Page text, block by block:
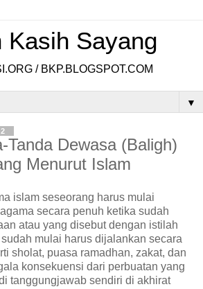
Kasih Sayang
/ BKP.BLOGSPOT.COM
▼
Tanda Dewasa (Baligh)
Menurut Islam
islam seseorang harus mulai
secara penuh ketika sudah
atau yang disebut dengan istilah
mulai harus dijalankan secara
sholat, puasa ramadhan, zakat, dan
konsekuensi dari perbuatan yang
tanggungjawab sendiri di akhirat